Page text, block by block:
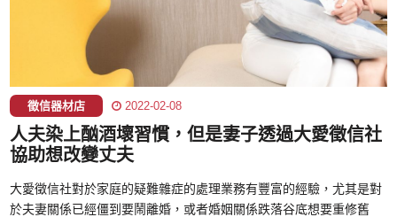
徵信器材店 2022-02-08
人夫染上酗酒壞習慣，但是妻子透過大愛徵信社
協助想改變丈夫
大愛徵信社對於家庭的疑難雜症的處理業務有豐富的經驗，尤其是對
於夫妻關係已經僵到要鬧離婚，或者婚姻關係跌落谷底想要重修舊